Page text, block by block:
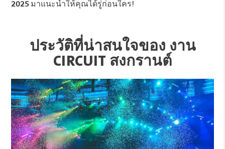
2025 มาแนะนำให้คุณได้รู่ก่อนใคร!
ประวัติที่น่าสนใจของ งาน
CIRCUIT สงกรานต์